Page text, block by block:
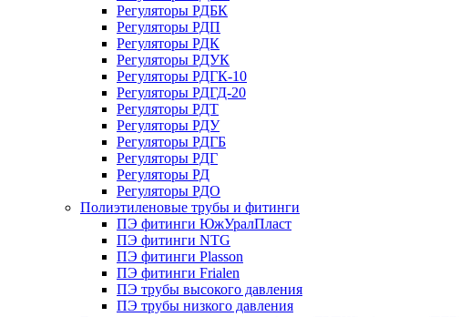
Регуляторы РДБК
Регуляторы РДП
Регуляторы РДК
Регуляторы РДУК
Регуляторы РДГК-10
Регуляторы РДГД-20
Регуляторы РДТ
Регуляторы РДУ
Регуляторы РДГБ
Регуляторы РДГ
Регуляторы РД
Регуляторы РДО
Полиэтиленовые трубы и фитинги
ПЭ фитинги ЮжУралПласт
ПЭ фитинги NTG
ПЭ фитинги Plasson
ПЭ фитинги Frialen
ПЭ трубы высокого давления
ПЭ трубы низкого давления